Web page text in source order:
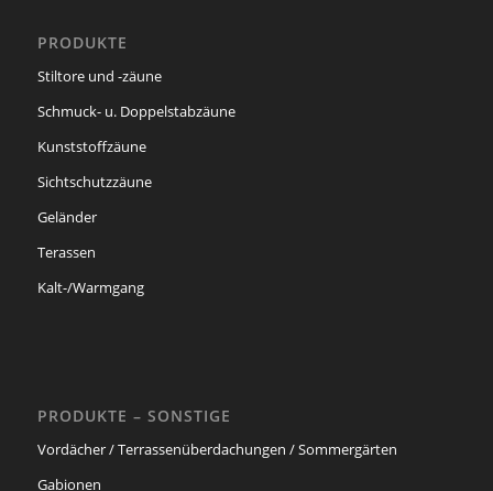
PRODUKTE
Stiltore und -zäune
Schmuck- u. Doppelstabzäune
Kunststoffzäune
Sichtschutzzäune
Geländer
Terassen
Kalt-/Warmgang
PRODUKTE – SONSTIGE
Vordächer / Terrassenüberdachungen / Sommergärten
Gabionen